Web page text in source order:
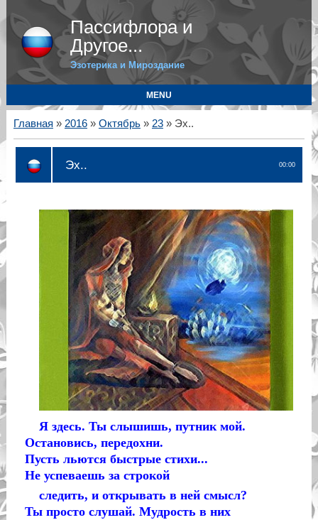
Пассифлора и
Другое...
Эзотерика и Мироздание
MENU
Главная » 2016 » Октябрь » 23» Эх..
00:00
Эх..
Я здесь. Ты слышишь, путник мой.
Остановись, передохни.
Пусть льются быстрые стихи...
Не успеваешь за строкой
следить, и открывать в ней смысл?
Ты просто слушай. Мудрость в них